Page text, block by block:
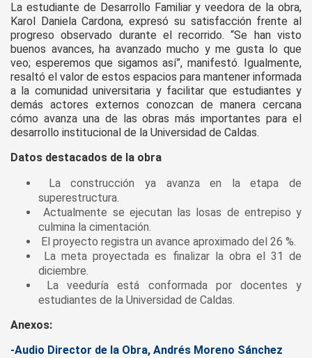
La estudiante de Desarrollo Familiar y veedora de la obra,
Karol Daniela Cardona, expresó su satisfacción frente al
progreso observado durante el recorrido. “Se han visto
buenos avances, ha avanzado mucho y me gusta lo que
veo; esperemos que sigamos así”, manifestó. Igualmente,
resaltó el valor de estos espacios para mantener informada
a la comunidad universitaria y facilitar que estudiantes y
demás actores externos conozcan de manera cercana
cómo avanza una de las obras más importantes para el
desarrollo institucional de la Universidad de Caldas.
Datos destacados de la obra
⁠ ⁠La construcción ya avanza en la etapa de
superestructura.
⁠ ⁠Actualmente se ejecutan las losas de entrepiso y
culmina la cimentación.
⁠ ⁠El proyecto registra un avance aproximado del 26 %.
⁠ ⁠La meta proyectada es finalizar la obra el 31 de
diciembre.
⁠ ⁠La veeduría está conformada por docentes y
estudiantes de la Universidad de Caldas.
Anexos:
-Audio Director de la Obra, Andrés Moreno Sánchez